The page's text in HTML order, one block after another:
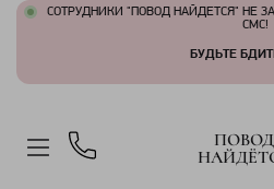
СОТРУДНИКИ "ПОВОД НАЙДЕТСЯ" НЕ
СМС!
БУДЬТЕ
ПОВОД